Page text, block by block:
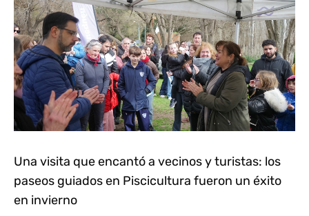
Una visita que encantó a vecinos y turistas: los
paseos guiados en Piscicultura fueron un éxito
en invierno